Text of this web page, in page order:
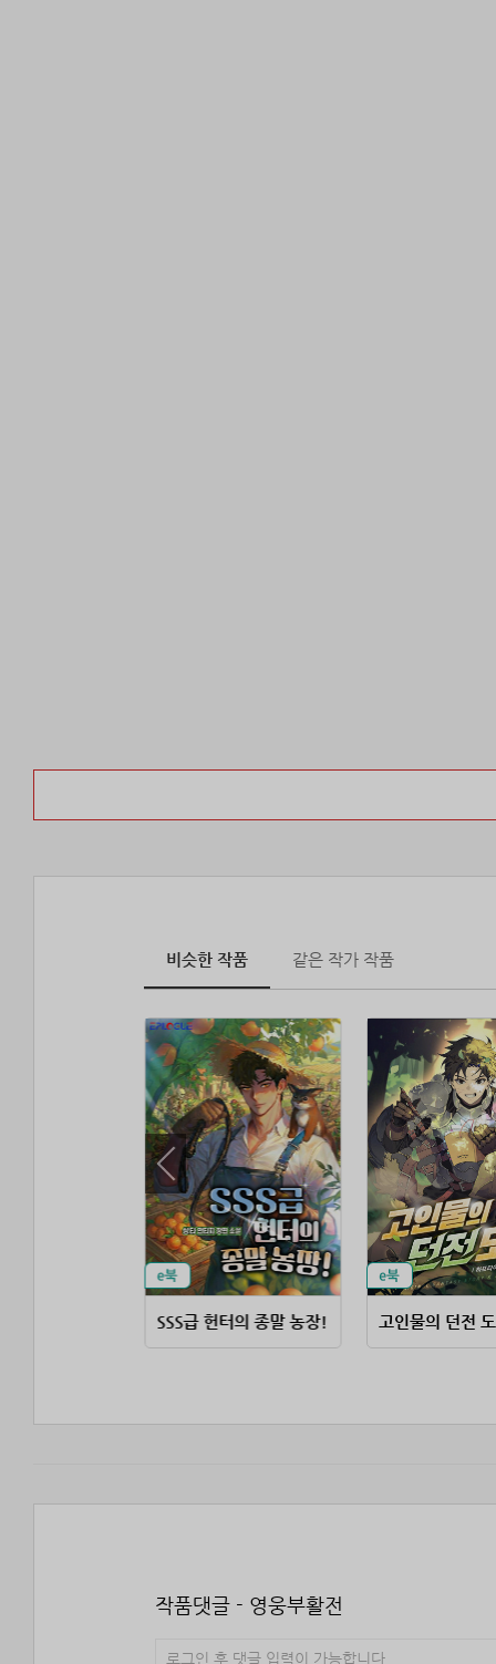
비슷한 작품 같은 작가 작품
SSS급 헌터의 종말 농장! 고인물의 던전
작품댓글 - 영웅부활전
로그인 후 댓글 입력이 가능합니다.